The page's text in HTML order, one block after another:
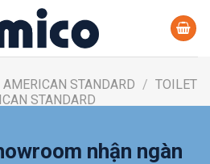
AMERICAN STANDARD / TOILET
STANDARD
nhận ngàn